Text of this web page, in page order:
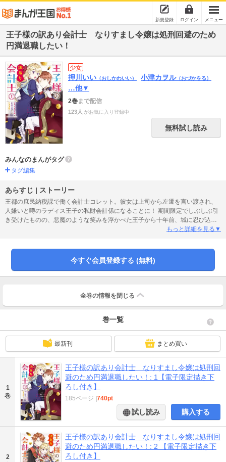
新規登録 ログイン メニュー
王子様の訳あり会計士 なりすまし令嬢は処刑回避のため
円満退職したい！
少女
押川いい （おしかわいい） 小津カヲル（おづかをる）
…他▼
2巻まで配信
123人 がお気に入り登録中
無料試し読み
みんなのまんがタグ
タグ編集
あらすじ | ストーリー
王都の庶民納税課で働く会計士コレット。彼女は上司から左遷を言い渡され、
人嫌いと噂のラディス王子の私財会計係になることに！ 期間限定でしぶしぶ引
き受けたものの、悪魔のような笑みを浮かべた王子から十年前、城に忍び込ん
だ子どもを捜していると聞き――。それって私ですよね？ まさか、見つかった
もっと詳細を見る▼
今すぐ会員登録する (無料)
全巻の情報を 閉じる
巻一覧
最新刊 まとめ買い
1
巻
王子様の訳あり会計士 なりすまし令嬢は処刑回
避のため円満退職したい！: 1【電子限定描き下
ろし付き】
185ページ |740pt
試し読み 購入する
2
王子様の訳あり会計士 なりすまし令嬢は処刑回
避のため円満退職したい！: 2 【電子限定描き下
ろし付き】